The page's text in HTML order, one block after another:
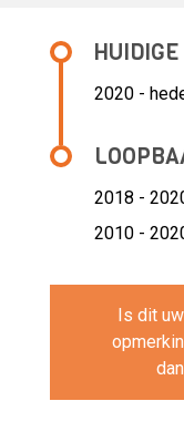
2020 -
2018 -
2010 -
Is dit
dan